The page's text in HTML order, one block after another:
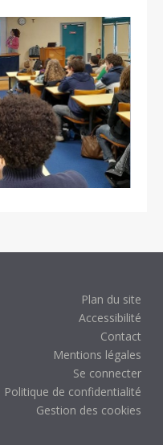
Plan du site
Accessibilité
Contact
Mentions légales
Se connecter
Politique de confidentialité
Gestion des cookies